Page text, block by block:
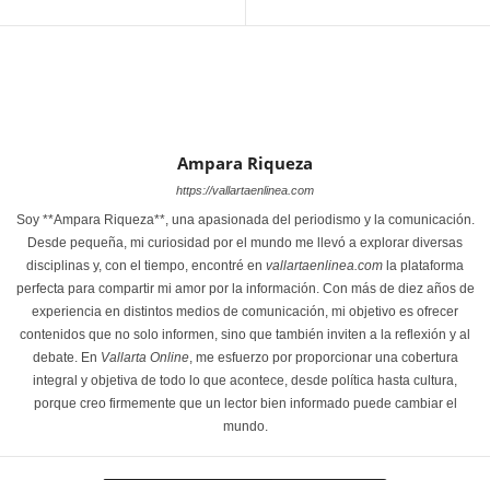
Ampara Riqueza
https://vallartaenlinea.com
Soy **Ampara Riqueza**, una apasionada del periodismo y la comunicación.
Desde pequeña, mi curiosidad por el mundo me llevó a explorar diversas
disciplinas y, con el tiempo, encontré en vallartaenlinea.com la plataforma
perfecta para compartir mi amor por la información. Con más de diez años de
experiencia en distintos medios de comunicación, mi objetivo es ofrecer
contenidos que no solo informen, sino que también inviten a la reflexión y al
debate. En Vallarta Online, me esfuerzo por proporcionar una cobertura
integral y objetiva de todo lo que acontece, desde política hasta cultura,
porque creo firmemente que un lector bien informado puede cambiar el
mundo.